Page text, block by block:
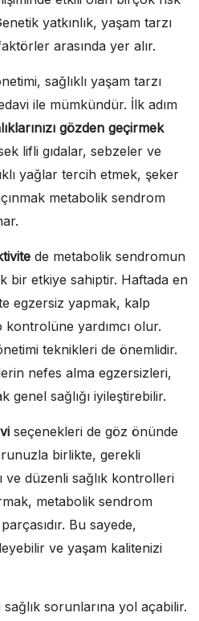
yatkınlık, yaşam tarzı
arasında yer alır.
sağlıklı yaşam tarzı
ile mümkündür. İlk adım
gözden geçirmek
lifli gıdalar, sebzeler ve
yağlar tercih etmek, şeker
metabolik sendrom
de metabolik sendromun
bir etkiye sahiptir. Haftada en
egzersiz yapmak, kalp
kontrolüne yardımcı olur.
teknikleri de önemlidir.
nefes alma egzersizleri,
genel sağlığı iyileştirebilir.
seçenekleri de göz önünde
birlikte, gerekli
ve düzenli sağlık kontrolleri
metabolik sendrom
Bu sayede,
ve yaşam kalitenizi
sorunlarına yol açabilir.